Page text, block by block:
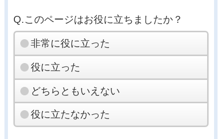
Q.このページはお役に立ちましたか？
非常に役に立った
役に立った
どちらともいえない
役に立たなかった